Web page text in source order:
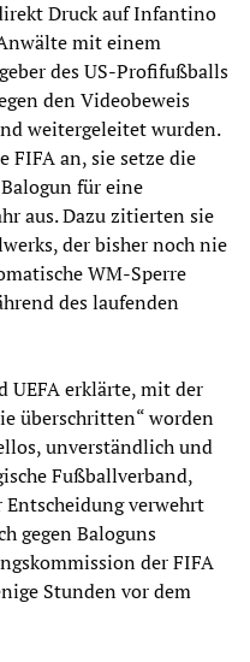
Druck auf Infantino
mit einem
des US-Profifußballs
den Videobeweis
weitergeleitet wurden.
FIFA an, sie setze die
für eine
aus. Dazu zitierten sie
der bisher noch nie
WM-Sperre
des laufenden
UEFA erklärte, mit der
überschritten“ worden
unverständlich und
Fußballverband,
verwehrt
gegen Baloguns
der FIFA
Stunden vor dem